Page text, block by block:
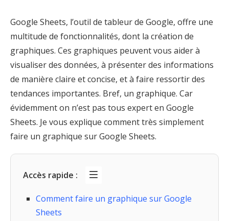
Google Sheets, l’outil de tableur de Google, offre une
multitude de fonctionnalités, dont la création de
graphiques. Ces graphiques peuvent vous aider à
visualiser des données, à présenter des informations
de manière claire et concise, et à faire ressortir des
tendances importantes. Bref, un graphique. Car
évidemment on n’est pas tous expert en Google
Sheets. Je vous explique comment très simplement
faire un graphique sur Google Sheets.
Accès rapide :
Comment faire un graphique sur Google
Sheets